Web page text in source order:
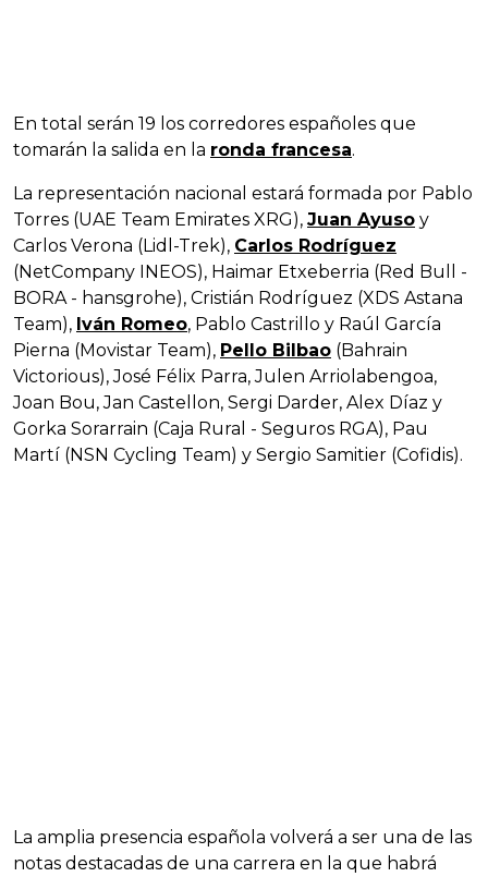
En total serán 19 los corredores españoles que
tomarán la salida en la ronda francesa.
La representación nacional estará formada por Pablo
Torres (UAE Team Emirates XRG), Juan Ayuso y
Carlos Verona (Lidl-Trek), Carlos Rodríguez
(NetCompany INEOS), Haimar Etxeberria (Red Bull -
BORA - hansgrohe), Cristián Rodríguez (XDS Astana
Team), Iván Romeo, Pablo Castrillo y Raúl García
Pierna (Movistar Team), Pello Bilbao (Bahrain
Victorious), José Félix Parra, Julen Arriolabengoa,
Joan Bou, Jan Castellon, Sergi Darder, Alex Díaz y
Gorka Sorarrain (Caja Rural - Seguros RGA), Pau
Martí (NSN Cycling Team) y Sergio Samitier (Cofidis).
La amplia presencia española volverá a ser una de las
notas destacadas de una carrera en la que habrá